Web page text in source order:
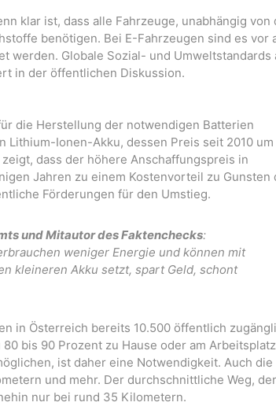
klar ist, dass alle Fahrzeuge, unabhängig von
benötigen. Bei E-Fahrzeugen sind es vor
werden. Globale Sozial- und Umweltstandards
in der öffentlichen Diskussion.
die Herstellung der notwendigen Batterien
Ionen-Akku, dessen Preis seit 2010 um
dass der höhere Anschaffungspreis in
Jahren zu einem Kostenvorteil zu Gunsten
Förderungen für den Umstieg.
und Mitautor des Faktenchecks:
weniger Energie und können mit
kleineren Akku setzt, spart Geld, schont
in Österreich bereits 10.500 öffentlich
bis 90 Prozent zu Hause oder am
ist daher eine Notwendigkeit. Auch die
und mehr. Der durchschnittliche Weg,
nur bei rund 35 Kilometern.